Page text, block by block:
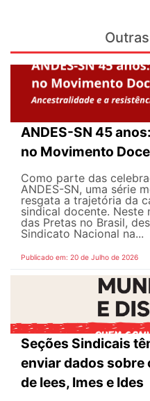
ANDES-SN 45
no Movimento
Como parte das
ANDES-SN, uma série
resgata a trajetória da
sindical docente. Neste
das Pretas no Brasil,
Sindicato Nacional na...
Publicado em: 20 de Julho de 2026
Seções Sindicais
enviar dados sobre
de Iees, Imes e Ides